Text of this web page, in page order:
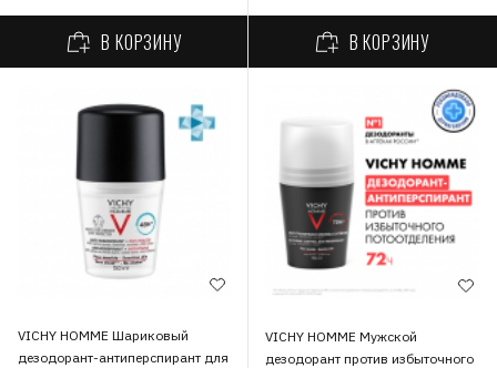
В КОРЗИНУ В КОРЗИНУ
VICHY HOMME Шариковый
дезодорант-антиперспирант для
VICHY HOMME Мужской
дезодорант против избыточного